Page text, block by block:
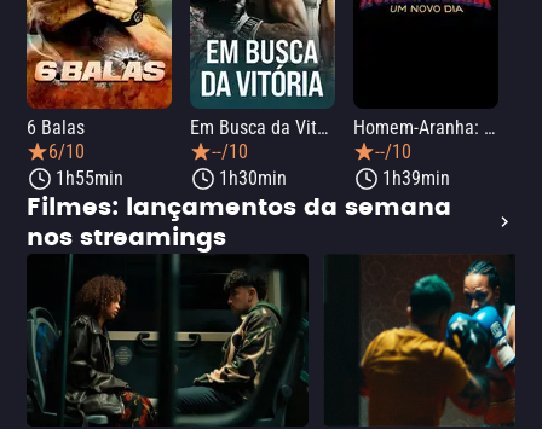
6 Balas
6/10
1h55min
Em Busca da Vitória
--/10
1h30min
Homem-Aranha: Um Novo Dia
--/10
1h39min
Filmes: lançamentos da semana
nos streamings